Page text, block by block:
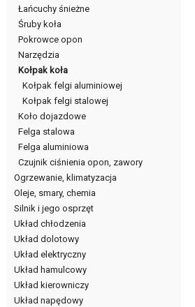
Łańcuchy śnieżne
Śruby koła
Pokrowce opon
Narzędzia
Kołpak koła
Kołpak felgi aluminiowej
Kołpak felgi stalowej
Koło dojazdowe
Felga stalowa
Felga aluminiowa
Czujnik ciśnienia opon, zawory
Ogrzewanie, klimatyzacja
Oleje, smary, chemia
Silnik i jego osprzęt
Układ chłodzenia
Układ dolotowy
Układ elektryczny
Układ hamulcowy
Układ kierowniczy
Układ napędowy